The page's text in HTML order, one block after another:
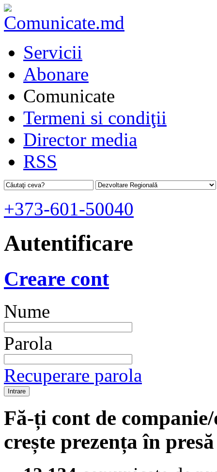
Servicii
Abonare
Comunicate
Termeni si condiţii
Director media
RSS
+373-601-50040
Autentificare
Creare cont
Nume
Parola
Recuperare parola
Fă-ți cont de
crește prezența în